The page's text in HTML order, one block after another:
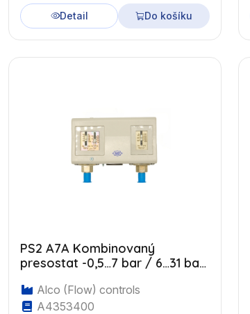
Detail Do košíku
PS2 A7A Kombinovaný
presostat -0,5…7 bar / 6…31 bar,
Alco (Flow) controls
A4353400